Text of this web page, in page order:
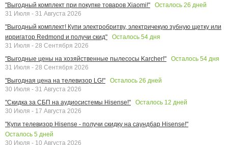
"Выгодный комплект при покупке товаров Xiaomi!"
Осталось 26 дней
31 Июля - 31 Августа 2026
"Выгодный комплект! Купи электробритву, электричекую зубную щетку или
ирригатор Redmond и получи скид"
Осталось 54 дня
31 Июля - 28 Сентября 2026
"Выгодные цены на хозяйственные пылесосы Karcher!"
Осталось 54 дня
31 Июля - 28 Сентября 2026
"Выгодная цена на телевизор LG!"
Осталось 26 дней
30 Июля - 31 Августа 2026
"Скидка за СБП на аудиосистемы Hisense!"
Осталось 12 дней
30 Июля - 17 Августа 2026
"Купи телевизор Hisense - получи скидку на саундбар Hisense!"
Осталось 5 дней
30 Июля - 10 Августа 2026